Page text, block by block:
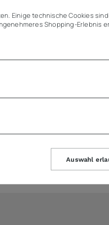
Luftzirkulation
Einige technische Cookies
Shopping-Erlebnis
Auswahl